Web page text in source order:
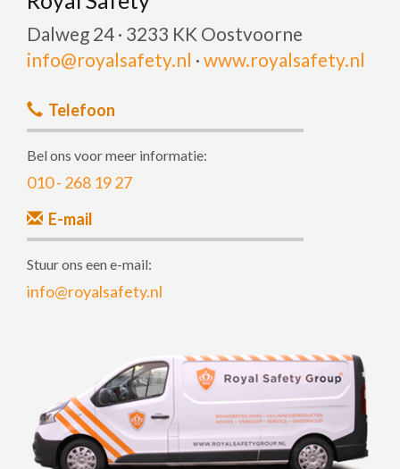
Dalweg 24 · 3233 KK Oostvoorne
info@royalsafety.nl · www.royalsafety.nl
Telefoon
Bel ons voor meer informatie:
010 - 268 19 27
E-mail
Stuur ons een e-mail:
info@royalsafety.nl